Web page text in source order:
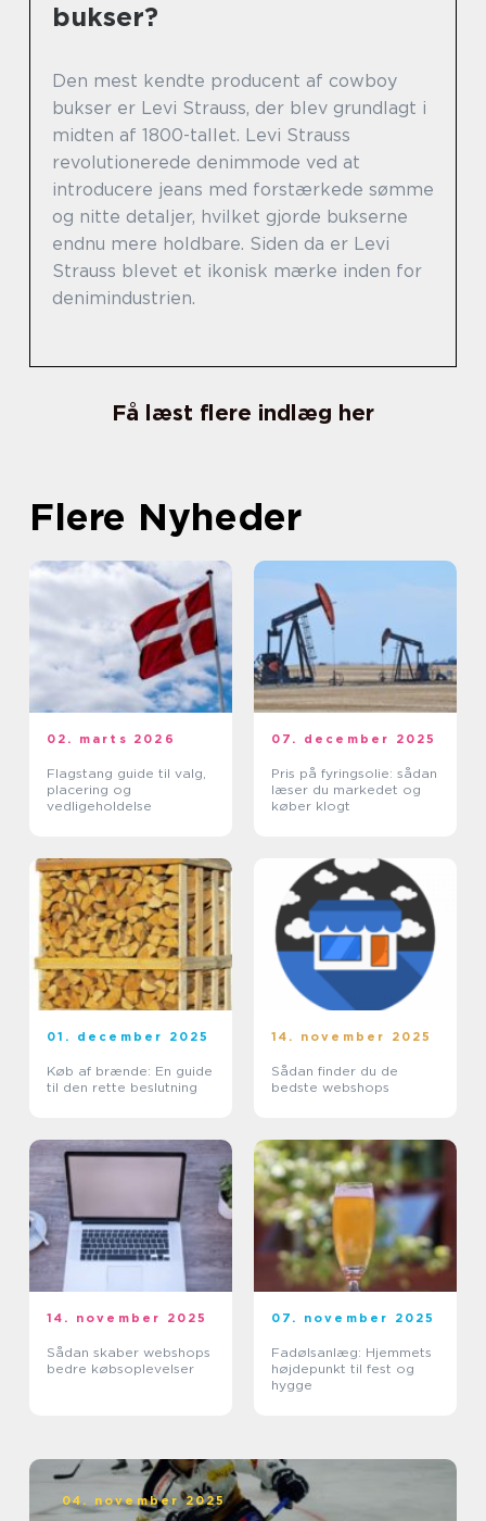
bukser?
Den mest kendte producent af cowboy
bukser er Levi Strauss, der blev grundlagt i
midten af 1800-tallet. Levi Strauss
revolutionerede denimmode ved at
introducere jeans med forstærkede sømme
og nitte detaljer, hvilket gjorde bukserne
endnu mere holdbare. Siden da er Levi
Strauss blevet et ikonisk mærke inden for
denimindustrien.
Få læst flere indlæg her
Flere Nyheder
02. marts 2026
Flagstang guide til valg,
placering og
vedligeholdelse
07. december 2025
Pris på fyringsolie: sådan
læser du markedet og
køber klogt
01. december 2025
Køb af brænde: En guide
til den rette beslutning
14. november 2025
Sådan finder du de
bedste webshops
14. november 2025
Sådan skaber webshops
bedre købsoplevelser
07. november 2025
Fadølsanlæg: Hjemmets
højdepunkt til fest og
hygge
04. november 2025